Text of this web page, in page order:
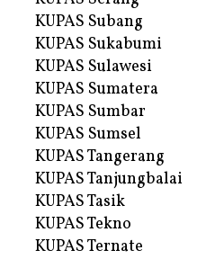
KUPAS Subang
KUPAS Sukabumi
KUPAS Sulawesi
KUPAS Sumatera
KUPAS Sumbar
KUPAS Sumsel
KUPAS Tangerang
KUPAS Tanjungbalai
KUPAS Tasik
KUPAS Tekno
KUPAS Ternate